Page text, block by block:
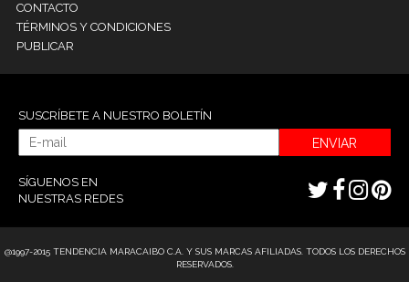
CONTACTO
TÉRMINOS Y CONDICIONES
PUBLICAR
SUSCRÍBETE A NUESTRO BOLETÍN
ENVIAR
SÍGUENOS EN
NUESTRAS REDES
@1997-2015 TENDENCIA MARACAIBO C.A. Y SUS MARCAS AFILIADAS. TODOS LOS DERECHOS
RESERVADOS.